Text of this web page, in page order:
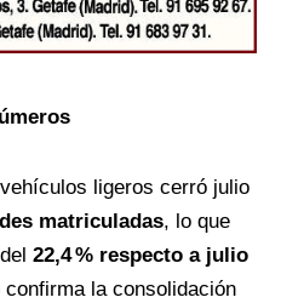
ligeros cerró julio
matriculadas, lo que
22,4% respecto a julio
la consolidación